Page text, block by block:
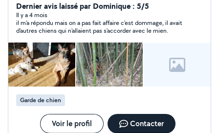
loulous... Votre chien dormira à l'intérieur de la maison,
été comme hiver ! Un terrain de 1000 m² avec une
petite forêt de bambous à explorer !
Dernier avis laissé par Dominique : 5/5
Il y a 4 mois
il m'a répondu mais on a pas fait affaire c'est dommage, il avait
d'autres chiens qui n'allaient pas s'accorder avec le mien.
Garde de chien
Voir le profil Contacter